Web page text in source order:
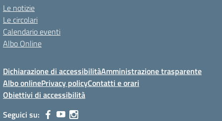
Le notizie
Le circolari
Calendario eventi
Albo Online
Dichiarazione di accessibilitàAmministrazione trasparente
Albo onlinePrivacy policyContatti e orari
Obiettivi di accessibilità
Seguici su: